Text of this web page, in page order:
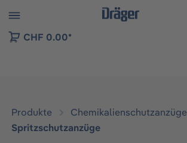
der B2B-Plattform springen
CHF 0.00*
Produkte
Chemikalienschutzanzüge
Spritzschutzanzüge